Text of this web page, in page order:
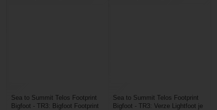
Sea to Summit Telos Footprint
Bigfoot - TR3: Bigfoot Footprint
Sea to Summit Telos Footprint
Bigfoot - TR3: Verze Lightfoot je